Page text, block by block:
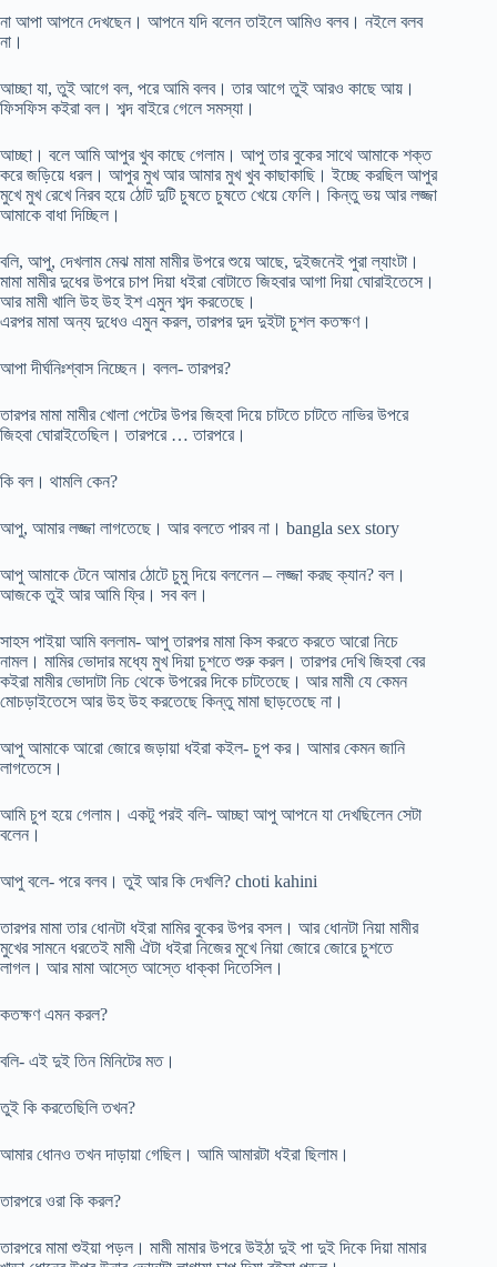
না আপা আপনে দেখছেন। আপনে যদি বলেন তাইলে আমিও বলব। নইলে বলব
না।
আচ্ছা যা, তুই আগে বল, পরে আমি বলব। তার আগে তুই আরও কাছে আয়।
ফিসফিস কইরা বল। শব্দ বাইরে গেলে সমস্যা।
আচ্ছা। বলে আমি আপুর খুব কাছে গেলাম। আপু তার বুকের সাথে আমাকে শক্ত
করে জড়িয়ে ধরল। আপুর মুখ আর আমার মুখ খুব কাছাকাছি। ইচ্ছে করছিল আপুর
মুখে মুখ রেখে নিরব হয়ে ঠোট দুটি চুষতে চুষতে খেয়ে ফেলি। কিন্তু ভয় আর লজ্জা
আমাকে বাধা দিচ্ছিল।
বলি, আপু, দেখলাম মেঝ মামা মামীর উপরে শুয়ে আছে, দুইজনেই পুরা ল্যাংটা।
মামা মামীর দুধের উপরে চাপ দিয়া ধইরা বোটাতে জিহবার আগা দিয়া ঘোরাইতেসে।
আর মামী খালি উহ উহ ইশ এমুন শব্দ করতেছে।
এরপর মামা অন্য দুধেও এমুন করল, তারপর দুদ দুইটা চুশল কতক্ষণ।
আপা দীর্ঘনিঃশ্বাস নিচ্ছেন। বলল- তারপর?
তারপর মামা মামীর খোলা পেটের উপর জিহবা দিয়ে চাটতে চাটতে নাভির উপরে
জিহবা ঘোরাইতেছিল। তারপরে … তারপরে।
কি বল। থামলি কেন?
আপু, আমার লজ্জা লাগতেছে। আর বলতে পারব না। bangla sex story
আপু আমাকে টেনে আমার ঠোটে চুমু দিয়ে বললেন – লজ্জা করছ ক্যান? বল।
আজকে তুই আর আমি ফ্রি। সব বল।
সাহস পাইয়া আমি বললাম- আপু তারপর মামা কিস করতে করতে আরো নিচে
নামল। মামির ভোদার মধ্যে মুখ দিয়া চুশতে শুরু করল। তারপর দেখি জিহবা বের
কইরা মামীর ভোদাটা নিচ থেকে উপরের দিকে চাটতেছে। আর মামী যে কেমন
মোচড়াইতেসে আর উহ উহ করতেছে কিন্তু মামা ছাড়তেছে না।
আপু আমাকে আরো জোরে জড়ায়া ধইরা কইল- চুপ কর। আমার কেমন জানি
লাগতেসে।
আমি চুপ হয়ে গেলাম। একটু পরই বলি- আচ্ছা আপু আপনে যা দেখছিলেন সেটা
বলেন।
আপু বলে- পরে বলব। তুই আর কি দেখলি? choti kahini
তারপর মামা তার ধোনটা ধইরা মামির বুকের উপর বসল। আর ধোনটা নিয়া মামীর
মুখের সামনে ধরতেই মামী ঐটা ধইরা নিজের মুখে নিয়া জোরে জোরে চুশতে
লাগল। আর মামা আস্তে আস্তে ধাক্কা দিতেসিল।
কতক্ষণ এমন করল?
বলি- এই দুই তিন মিনিটের মত।
তুই কি করতেছিলি তখন?
আমার ধোনও তখন দাড়ায়া গেছিল। আমি আমারটা ধইরা ছিলাম।
তারপরে ওরা কি করল?
তারপরে মামা শুইয়া পড়ল। মামী মামার উপরে উইঠা দুই পা দুই দিকে দিয়া মামার